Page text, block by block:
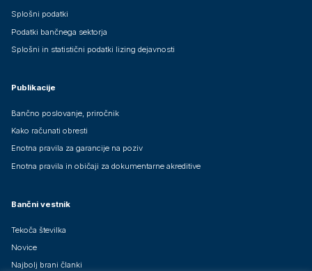
Splošni podatki
Podatki bančnega sektorja
Splošni in statistični podatki lizing dejavnosti
Publikacije
Bančno poslovanje, priročnik
Kako računati obresti
Enotna pravila za garancije na poziv
Enotna pravila in običaji za dokumentarne akreditive
Bančni vestnik
Tekoča številka
Novice
Najbolj brani članki